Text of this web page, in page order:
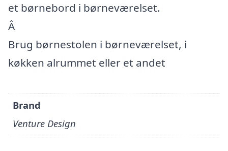
et børnebord i børneværelset.
Â
Brug børnestolen i børneværelset, i
køkken alrummet eller et andet
Brand
Venture Design